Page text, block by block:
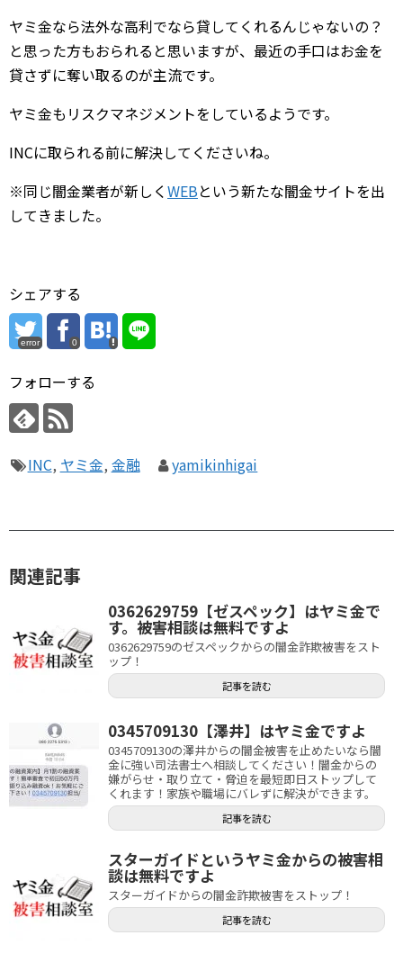
ヤミ金なら法外な高利でなら貸してくれるんじゃないの？
と思った方もおられると思いますが、最近の手口はお金を
貸さずに奪い取るのが主流です。
ヤミ金もリスクマネジメントをしているようです。
INCに取られる前に解決してくださいね。
※同じ闇金業者が新しくWEBという新たな闇金サイトを出
してきました。
シェアする
error 0
フォローする
INC, ヤミ金, 金融 yamikinhigai
関連記事
0362629759【ゼスペック】はヤミ金で
す。被害相談は無料ですよ
0362629759のゼスペックからの闇金詐欺被害をスト
ップ！
記事を読む
0345709130【澤井】はヤミ金ですよ
0345709130の澤井からの闇金被害を止めたいなら闇
金に強い司法書士へ相談してください！闇金からの
嫌がらせ・取り立て・脅迫を最短即日ストップして
くれます！家族や職場にバレずに解決ができます。
記事を読む
スターガイドというヤミ金からの被害相
談は無料ですよ
スターガイドからの闇金詐欺被害をストップ！
記事を読む